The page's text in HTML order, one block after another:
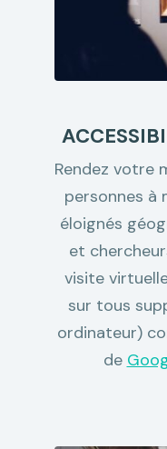
Rendez votre
personnes à
éloignés
et
visite
sur tous
ordinateur)
de